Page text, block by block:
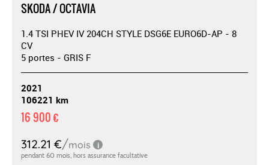
SKODA / OCTAVIA
1.4 TSI PHEV IV 204CH STYLE DSG6E EURO6D-AP - 8
CV
5 portes - GRIS F
2021
106221 km
16 900 €